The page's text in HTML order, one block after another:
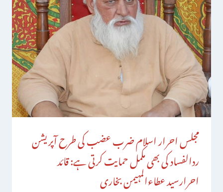
مجلس احرار اسلام ضرب عضب کی طرح آپریشن
ردالفساد کی بھی مکمل حمایت کرتی ہے: قائد
احرارسید عطاءالمہیمن بخاری